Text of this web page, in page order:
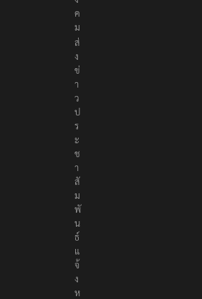
ค
ม
ส่
ง
ข่
า
ว
ป
ร
ะ
ช
า
สั
ม
พั
น
ธ์
แ
จ้
ง
ห